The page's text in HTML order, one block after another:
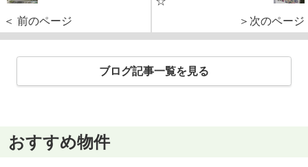
＜ 前のページ
＞次のページ
ブログ記事一覧を見る
おすすめ物件